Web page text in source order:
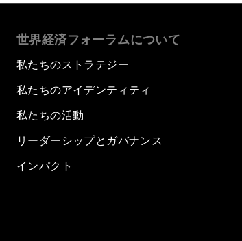
世界経済フォーラムについて
私たちのストラテジー
私たちのアイデンティティ
私たちの活動
リーダーシップとガバナンス
インパクト